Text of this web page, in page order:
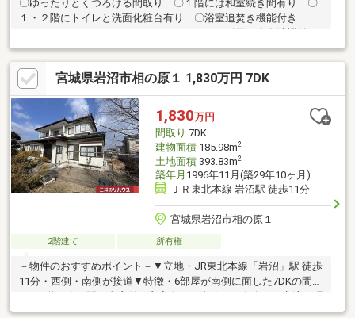
〇ゆったりとくつろげる間取り 〇１階には和室続き間有り 〇
１・２階にトイレと洗面化粧台有り 〇浴室追焚き機能付き 〇
き 〇浴室換気乾燥機付き 〇室内がスッキリと見えるビルトイ
ンエアコン採用 〇駐車スペース３台分有り（内２台分はカーポ
ート付き） 〇岩沼駅まで平坦 ■ライフインフォメーション○ サ
ンドラッグ岩沼相の原店 徒歩２分 約110m○ 仙南信用金庫岩沼
支店 徒歩４分 約260m○ ファミリーマート岩沼中央四丁目店
徒歩４分 約260m○ 本郷医院 徒歩５分 約330m○ 岩沼相の原
郵便局 徒歩８分 約570m
宮城県岩沼市相の原１ 1,830万円 7DK
1,830万円
間取り 7DK
建物面積185.98m2
土地面積393.83m2
築年月 1996年11月(築29年10ヶ月)
ＪＲ東北本線 岩沼駅 徒歩11分
宮城県岩沼市相の原１
2階建て 所有権
－物件のおすすめポイント－▼立地・JR東北本線「岩沼」駅 徒歩
11分・西側・南側が接道▼特徴・6部屋が南側に面した7DKの間取
としても利用できる縁側・バーベキューなど楽しみが広がる南庭